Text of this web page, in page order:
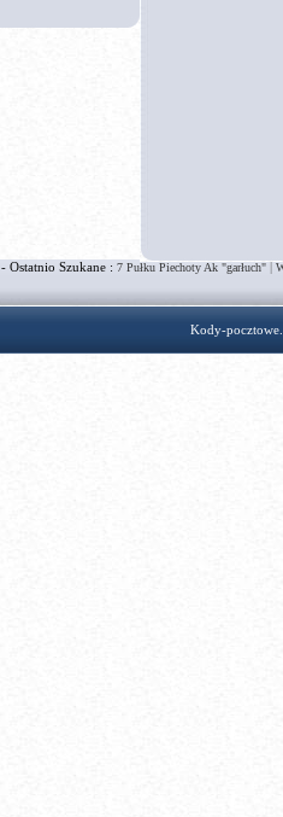
- Ostatnio Szukane : 7 Pułku Piechoty Ak "garłuch"|
Kody-